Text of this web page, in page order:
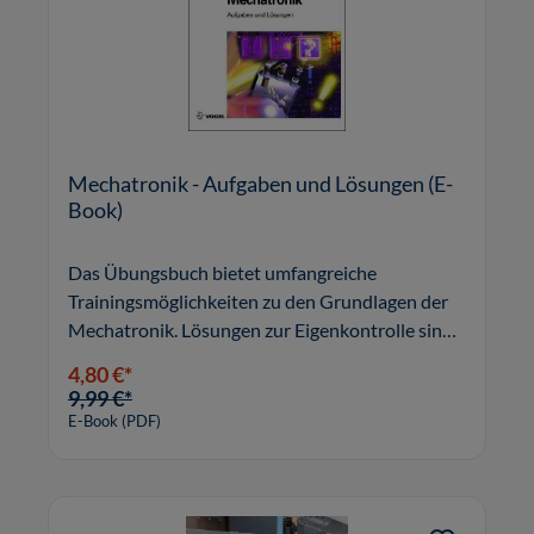
Mechatronik - Aufgaben und Lösungen (E-
Book)
Das Übungsbuch bietet umfangreiche
Trainingsmöglichkeiten zu den Grundlagen der
Mechatronik. Lösungen zur Eigenkontrolle sind
4,80 €*
9,99 €*
E-Book (PDF)